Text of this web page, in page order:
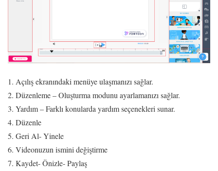
Açılış ekranındaki menüye ulaşmanızı sağlar.
Düzenleme – Oluşturma modunu ayarlamanızı sağlar.
Yardım – Farklı konularda yardım seçenekleri sunar.
Düzenle
Geri Al- Yinele
Videonuzun ismini değiştirme
Kaydet- Önizle- Paylaş